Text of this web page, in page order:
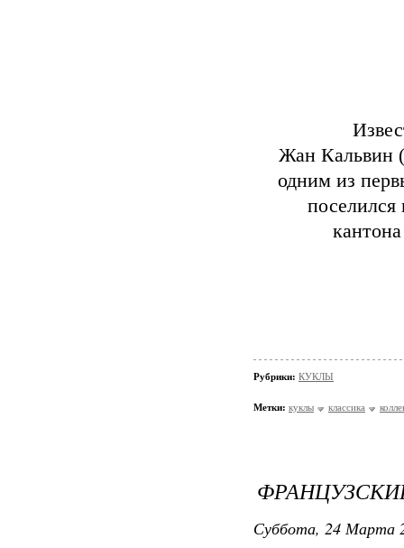
Жан Кальвин
одним из
поселился
Рубрики: КУКЛЫ
Метки: куклы классика
Суббота, 24 Марта